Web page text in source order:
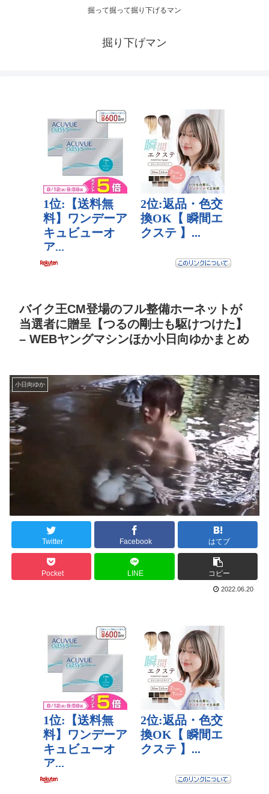
掘って掘って掘り下げるマン
掘り下げマン
バイク王CM登場のフル整備ホーネットが
当選者に贈呈【つるの剛士も駆けつけた】
– WEBヤングマシンほか小日向ゆかまとめ
小日向ゆか
Twitter Facebook はてブ
Pocket LINE コピー
2022.06.20